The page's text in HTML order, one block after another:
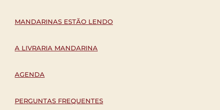
MANDARINAS ESTÃO LENDO
A LIVRARIA MANDARINA
AGENDA
PERGUNTAS FREQUENTES